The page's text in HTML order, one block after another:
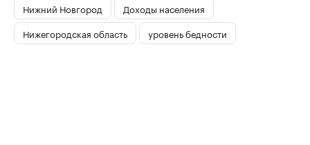
Нижний Новгород
Доходы населения
Нижегородская область
уровень бедности